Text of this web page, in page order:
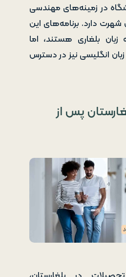
در زمینه‌های مهندسی
دارد. برنامه‌های این
زبان بلغاری هستند، اما
انگلیسی نیز در دسترس
پس از